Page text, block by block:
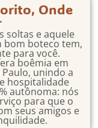
Onde
soltas e aquele
bom boteco tem,
para você.
boêmia em
unindo a
hospitalidade
autônoma: nós
para que o
seus amigos e